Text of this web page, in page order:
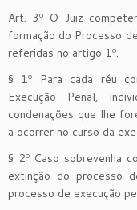
Art. 3º O Juiz
formação do Processo
referidas no artigo 1º.
§ 1º Para cada réu
Execução Penal,
condenações que lhe
a ocorrer no curso da
§ 2º Caso sobrevenha
extinção do processo
processo de execução